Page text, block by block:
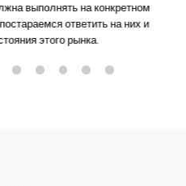
выполнять на конкретном
ответить на них и
этого рынка.